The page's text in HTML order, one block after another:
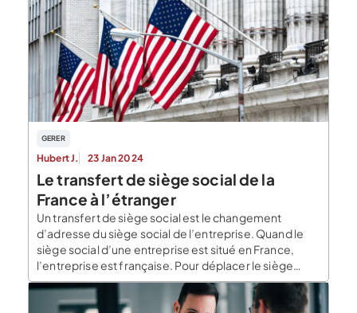
GERER
Hubert J. 23 Jan 2024
Le transfert de siège social de la
France à l’étranger
Un transfert de siège social est le changement
d’adresse du siège social de l’entreprise. Quand le
siège social d’une entreprise est situé en France,
l’entreprise est française. Pour déplacer le siège
social à l’étranger, il faut donc changer la nationalité
de l’entreprise, ce qui engendre une procédure